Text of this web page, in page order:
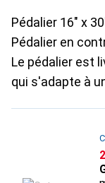
Pédalier 16" x
Pédalier en
Le pédalier est
qui s'adapte à